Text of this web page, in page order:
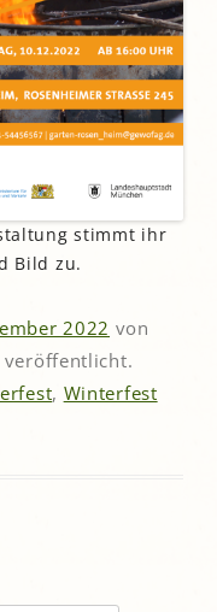
stimmt ihr
Bild zu.
2022 von
veröffentlicht.
, Winterfest